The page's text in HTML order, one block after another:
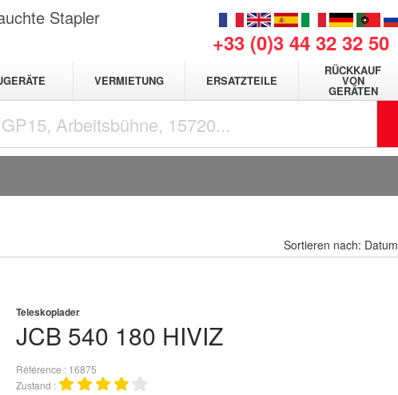
Stapler
+33 (0)3 44 32 32 50
VERMIETUNG ERSATZTEILE
RÜCKKAUF
VON
GERÄTEN
Sortieren nach: Datum
JCB 540 180 HIVIZ
Teleskoplader
Référence
16875
Zustand